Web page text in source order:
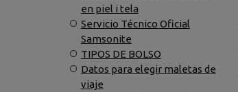
en piel i tela
Servicio Técnico Oficial
Samsonite
TIPOS DE BOLSO
Datos para elegir maletas de
viaje